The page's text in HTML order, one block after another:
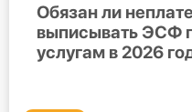
Правовая база
Библиотека
Обязан ли
выписывать ЭСФ
услугам в 2026